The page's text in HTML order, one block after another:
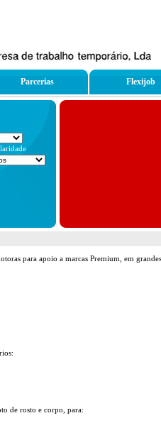
Parcerias Flexijob
para apoio a marcas Premium, em
de rosto e corpo, para: